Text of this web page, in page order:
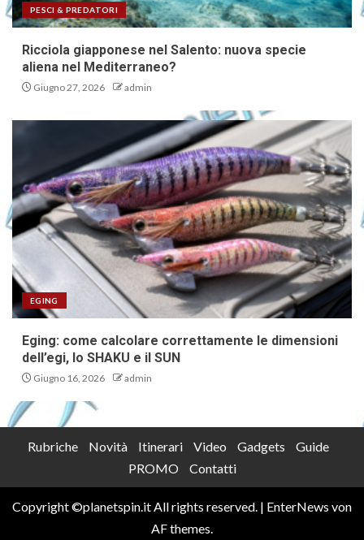
PESCI & PREDATORI
Ricciola giapponese nel Salento: nuova specie
aliena nel Mediterraneo?
Giugno 27, 2026 admin
EGING
Eging: come calcolare correttamente le dimensioni
dell’egi, lo SHAKU e il SUN
Giugno 16, 2026 admin
Rubriche Novità Itinerari Video Gadgets
Guide
PROMO
Contatti
Copyright ©planetspin.it All rights reserved. | EnterNews von
AF themes.